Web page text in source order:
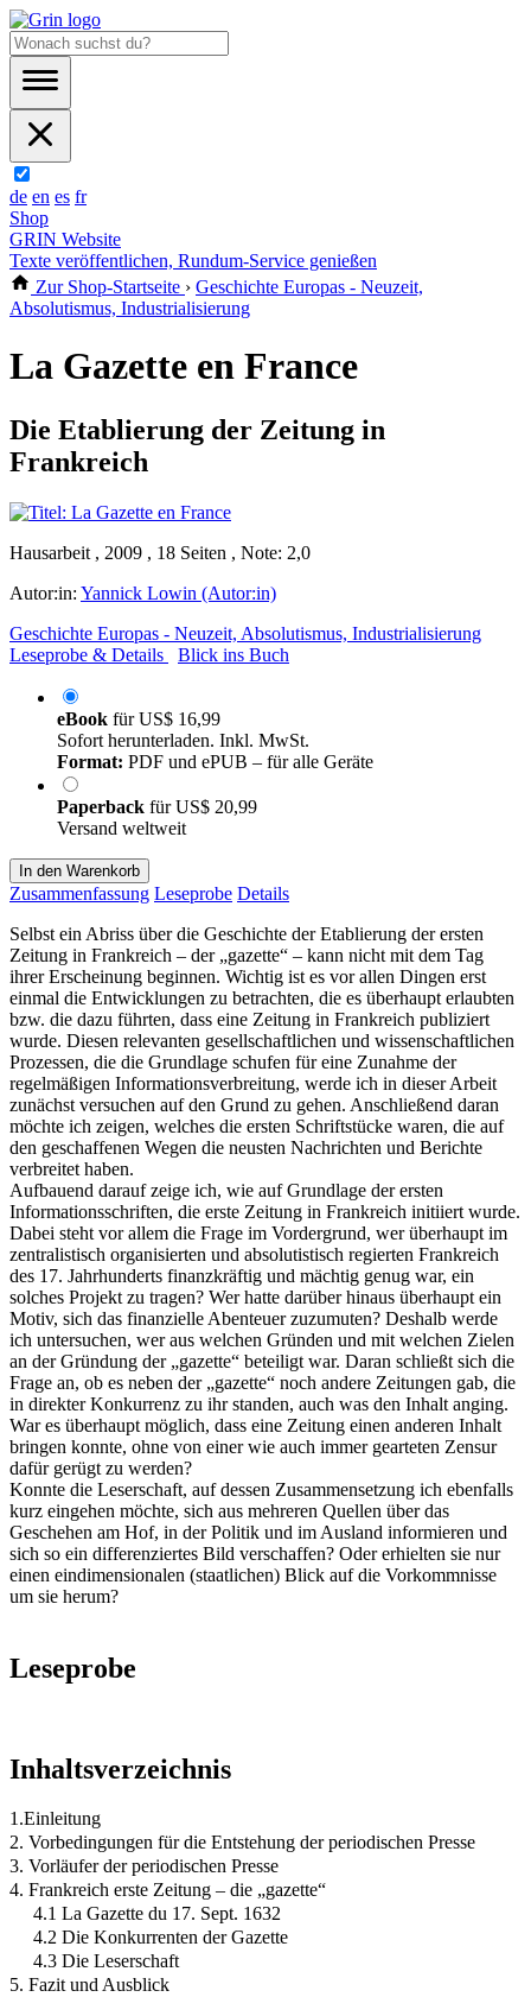
de en es fr
Shop
GRIN Website
Texte veröffentlichen, Rundum-Service genießen
Zur Shop-Startseite › Geschichte Europas - Neuzeit,
Absolutismus, Industrialisierung
La Gazette en France
Die Etablierung der Zeitung in
Frankreich
Hausarbeit , 2009 , 18 Seiten , Note: 2,0
Autor:in: Yannick Lowin (Autor:in)
Geschichte Europas - Neuzeit, Absolutismus, Industrialisierung
Leseprobe & Details
Blick ins Buch
eBook fürUS$ 16,99
Sofort herunterladen. Inkl. MwSt.
Format: PDF und ePUB – für alle Geräte
Paperback fürUS$ 20,99
Versand weltweit
In den Warenkorb
Zusammenfassung Leseprobe Details
Selbst ein Abriss über die Geschichte der Etablierung der ersten
Zeitung in Frankreich – der „gazette“ – kann nicht mit dem Tag
ihrer Erscheinung beginnen. Wichtig ist es vor allen Dingen erst
einmal die Entwicklungen zu betrachten, die es überhaupt erlaubten
bzw. die dazu führten, dass eine Zeitung in Frankreich publiziert
wurde. Diesen relevanten gesellschaftlichen und wissenschaftlichen
Prozessen, die die Grundlage schufen für eine Zunahme der
regelmäßigen Informationsverbreitung, werde ich in dieser Arbeit
zunächst versuchen auf den Grund zu gehen. Anschließend daran
möchte ich zeigen, welches die ersten Schriftstücke waren, die auf
den geschaffenen Wegen die neusten Nachrichten und Berichte
verbreitet haben.
Aufbauend darauf zeige ich, wie auf Grundlage der ersten
Informationsschriften, die erste Zeitung in Frankreich initiiert wurde.
Dabei steht vor allem die Frage im Vordergrund, wer überhaupt im
zentralistisch organisierten und absolutistisch regierten Frankreich
des 17. Jahrhunderts finanzkräftig und mächtig genug war, ein
solches Projekt zu tragen? Wer hatte darüber hinaus überhaupt ein
Motiv, sich das finanzielle Abenteuer zuzumuten? Deshalb werde
ich untersuchen, wer aus welchen Gründen und mit welchen Zielen
an der Gründung der „gazette“ beteiligt war. Daran schließt sich die
Frage an, ob es neben der „gazette“ noch andere Zeitungen gab, die
in direkter Konkurrenz zu ihr standen, auch was den Inhalt anging.
War es überhaupt möglich, dass eine Zeitung einen anderen Inhalt
bringen konnte, ohne von einer wie auch immer gearteten Zensur
dafür gerügt zu werden?
Konnte die Leserschaft, auf dessen Zusammensetzung ich ebenfalls
kurz eingehen möchte, sich aus mehreren Quellen über das
Geschehen am Hof, in der Politik und im Ausland informieren und
sich so ein differenziertes Bild verschaffen? Oder erhielten sie nur
einen eindimensionalen (staatlichen) Blick auf die Vorkommnisse
um sie herum?
Leseprobe
Inhaltsverzeichnis
1.Einleitung
2. Vorbedingungen für die Entstehung der periodischen Presse
3. Vorläufer der periodischen Presse
4. Frankreich erste Zeitung – die „gazette“
4.1 La Gazette du 17. Sept. 1632
4.2 Die Konkurrenten der Gazette
4.3 Die Leserschaft
5. Fazit und Ausblick